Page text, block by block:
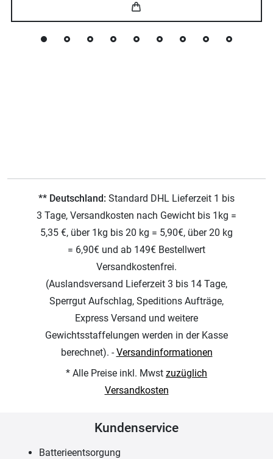
** Deutschland: Standard DHL Lieferzeit 1 bis
3 Tage, Versandkosten nach Gewicht bis 1kg =
5,35 €, über 1kg bis 20 kg = 5,90€, über 20 kg
= 6,90€ und ab 149€ Bestellwert
Versandkostenfrei.
(Auslandsversand Lieferzeit 3 bis 14 Tage,
Sperrgut Aufschlag, Speditions Aufträge,
Express Versand und weitere
Gewichtsstaffelungen werden in der Kasse
berechnet). -Versandinformationen
* Alle Preise inkl. Mwst zuzüglich
Versandkosten
Kundenservice
Batterieentsorgung